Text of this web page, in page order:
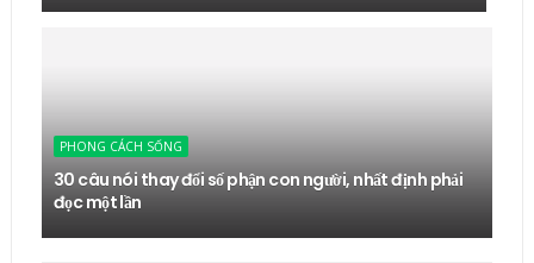
PHONG CÁCH SỐNG
30 câu nói thay đổi số phận con người, nhất định phải
đọc một lần